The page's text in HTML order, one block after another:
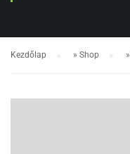
Kezdőlap » Shop »